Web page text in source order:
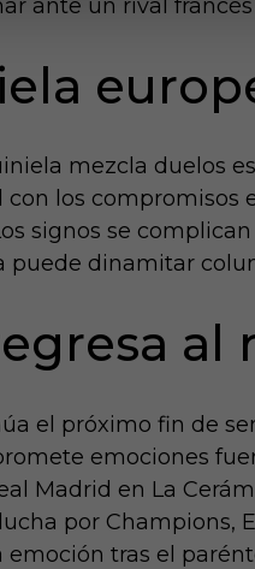
ante un rival
mezcla duelos
con los
signos se
puede dinamitar
al
el próximo fin de
emociones
Madrid en La
por Champions,
tras el